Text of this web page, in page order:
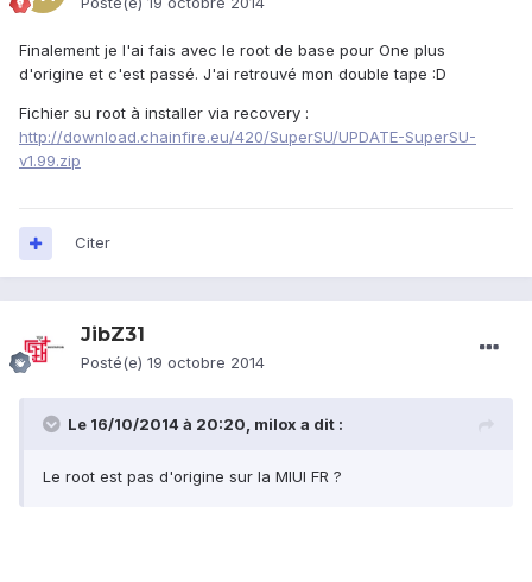
Finalement je l'ai fais avec le root de base pour One plus
d'origine et c'est passé. J'ai retrouvé mon double tape :D
Fichier su root à installer via recovery :
http://download.chainfire.eu/420/SuperSU/UPDATE-SuperSU-
v1.99.zip
Citer
JibZ31
Posté(e) 19 octobre 2014
Le 16/10/2014 à 20:20, milox a dit :
Le root est pas d'origine sur la MIUI FR ?